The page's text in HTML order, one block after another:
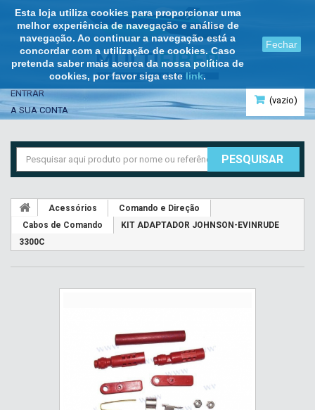
Esta loja utiliza cookies para proporcionar uma
melhor experiência de navegação e análise de
navegação. Ao continuar a navegação está a
concordar com a utilização de cookies. Caso
pretenda saber mais acerca da nossa política de
cookies, por favor siga este link.
Fechar
(vazio)
ENTRAR
A SUA CONTA
PESQUISAR
Acessórios
Comando e Direção
Cabos de Comando
KIT ADAPTADOR JOHNSON-EVINRUDE
3300C